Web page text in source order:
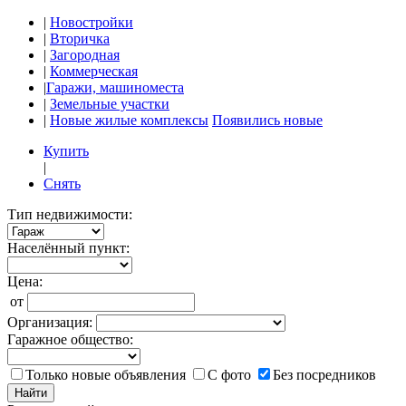
| Новостройки
| Вторичка
| Загородная
| Коммерческая
|Гаражи, машиноместа
| Земельные участки
| Новые жилые комплексы Появились новые
Купить
|
Снять
Тип недвижимости:
Населённый пункт:
Цена:
от
Организация:
Гаражное общество:
Только новые объявления С фото Без посредников
Найти